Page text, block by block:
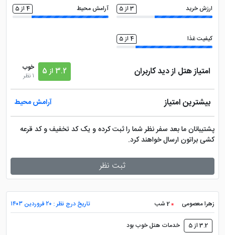
ارزش خرید 3 از 5 آرامش محیط 4 از 5
کیفیت غذا 4 از 5
امتیاز هتل از دید کاربران 3.2 از 5
خوب
1 نظر
بیشترین امتیاز آرامش محیط
پشتیبانان ما بعد سفر نظر شما را ثبت کرده و یک کد تخفیف و کد قرعه
کشی براتون ارسال خواهند کرد.
ثبت نظر
زهرا معصومی 2 شب تاریخ درج نظر : ۲۰ فروردین ۱۴۰۳
3.2 از 5 خدمات هتل خوب بود